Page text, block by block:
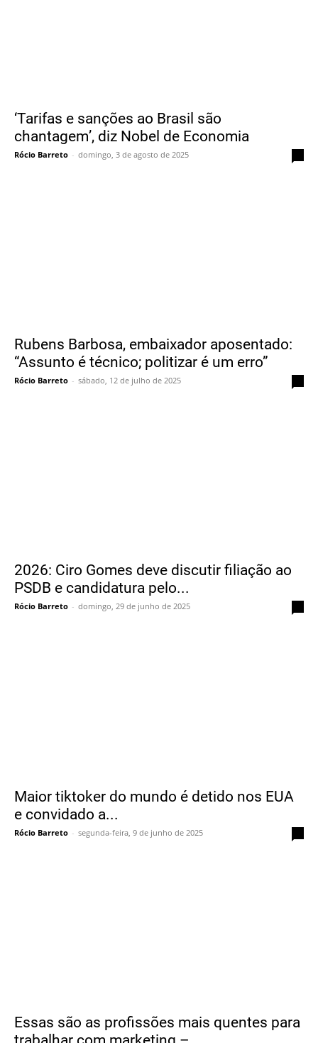
‘Tarifas e sanções ao Brasil são
chantagem’, diz Nobel de Economia
Rócio Barreto - domingo, 3 de agosto de 2025
Rubens Barbosa, embaixador aposentado:
“Assunto é técnico; politizar é um erro”
Rócio Barreto - sábado, 12 de julho de 2025
2026: Ciro Gomes deve discutir filiação ao
PSDB e candidatura pelo...
Rócio Barreto - domingo, 29 de junho de 2025
Maior tiktoker do mundo é detido nos EUA
e convidado a...
Rócio Barreto - segunda-feira, 9 de junho de 2025
Essas são as profissões mais quentes para